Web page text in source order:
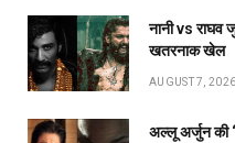
नानी vs राघव
खतरनाक खेल
AUGUST 7, 2026
अल्लू अर्जुन की